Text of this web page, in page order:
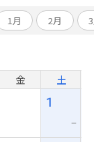
1月 2月
金 土
1
ー